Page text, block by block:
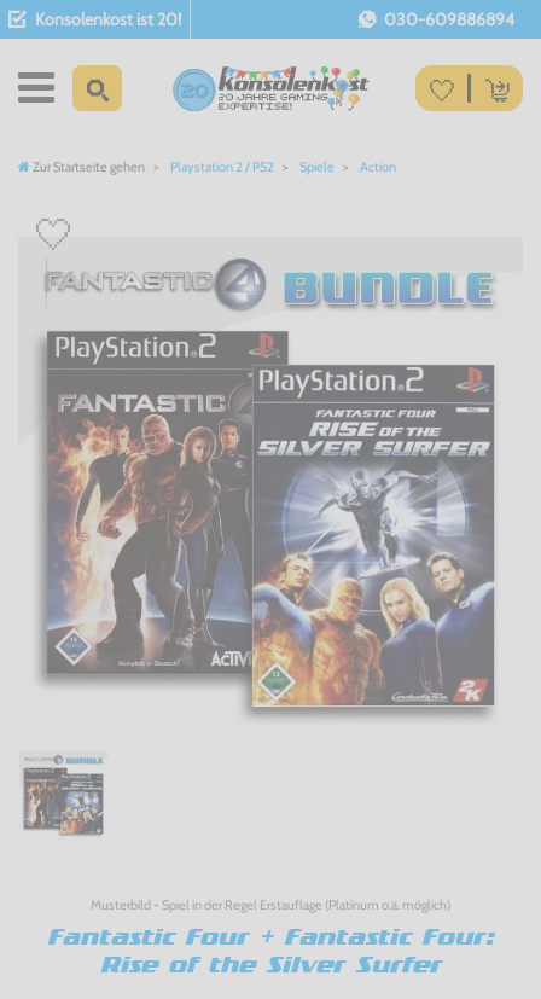
Konsolenkost ist 20! 030-609886894
Zur Startseite gehen Playstation 2 / PS2 Spiele Action
Musterbild - Spiel in der Regel Erstauflage (Platinum o.ä. möglich)
Fantastic Four + Fantastic Four:
Rise of the Silver Surfer